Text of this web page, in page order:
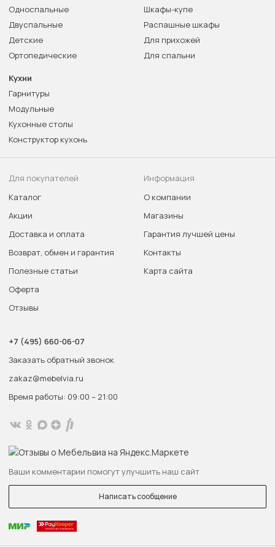
Односпальные
Двуспальные
Детские
Ортопедические
Шкафы-купе
Распашные шкафы
Для прихожей
Для спальни
Кухни
Гарнитуры
Модульные
Кухонные столы
Конструктор кухонь
Для покупателей
Каталог
Акции
Доставка и оплата
Возврат, обмен и гарантия
Полезные статьи
Оферта
Отзывы
Информация
О компании
Магазины
Гарантия лучшей цены
Контакты
Карта сайта
+7 (495) 660-06-07
Заказать обратный звонок
zakaz@mebelvia.ru
Время работы: 09:00 – 21:00
Ваши комментарии помогут улучшить наш сайт
Написать сообщение